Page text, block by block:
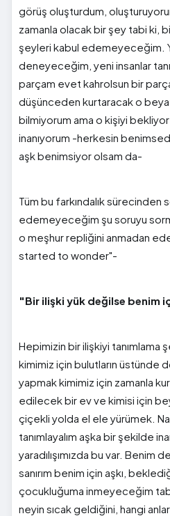
görüş oluşturdum,
zamanla olacak bir şey tabi ki,
şeyleri kabul edemeyeceğim.
deneyeceğim, yeni insanlar
parçam evet kahrolsun bir
düşünceden kurtaracak o
bilmiyorum ama o kişiyi
inanıyorum -herkesin
aşk benimsiyor olsam da-
Tüm bu farkındalık
edemeyeceğim şu soruyu
o meşhur repliğini anmadan
started to wonder"-
"Bir ilişki yük değilse benim
Hepimizin bir ilişkiyi tanımlama
kimimiz için bulutların üstünde
yapmak kimimiz için zamanla
edilecek bir ev ve kimisi için
çiçekli yolda el ele yürümek.
tanımlayalım aşka bir şekilde
yaradılışımızda bu var. Benim
sanırım benim için aşkı,
çocukluğuma inmeyeceğim
neyin sıcak geldiğini, hangi